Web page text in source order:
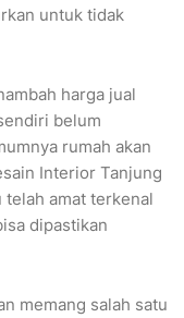
untuk tidak
harga jual
belum
rumah akan
Interior Tanjung
telah amat terkenal
dipastikan
memang salah satu